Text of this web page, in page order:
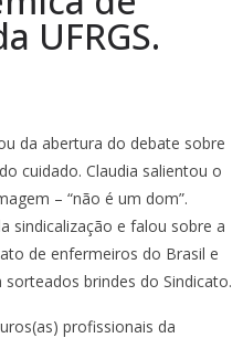
UFRGS.
da abertura do debate sobre
cuidado. Claudia salientou o
– “não é um dom”.
sindicalização e falou sobre a
de enfermeiros do Brasil e
brindes do Sindicato.
profissionais da